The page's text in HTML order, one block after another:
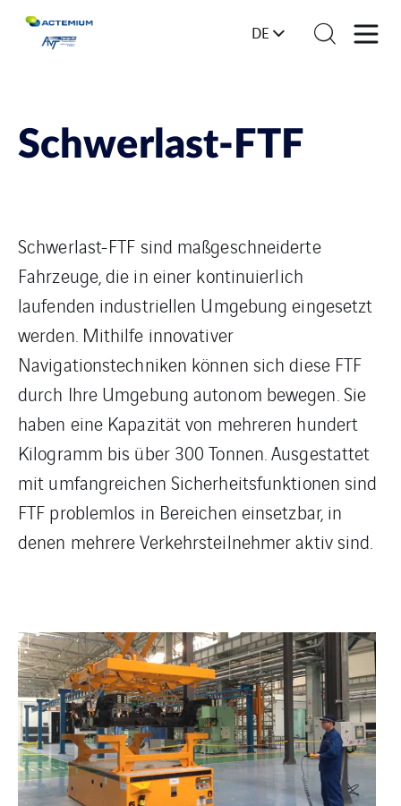
DE
Schwerlast-FTF
Schwerlast-FTF sind maßgeschneiderte
Fahrzeuge, die in einer kontinuierlich
laufenden industriellen Umgebung eingesetzt
werden. Mithilfe innovativer
Navigationstechniken können sich diese FTF
durch Ihre Umgebung autonom bewegen. Sie
haben eine Kapazität von mehreren hundert
Kilogramm bis über 300 Tonnen. Ausgestattet
mit umfangreichen Sicherheitsfunktionen sind
FTF problemlos in Bereichen einsetzbar, in
denen mehrere Verkehrsteilnehmer aktiv sind.